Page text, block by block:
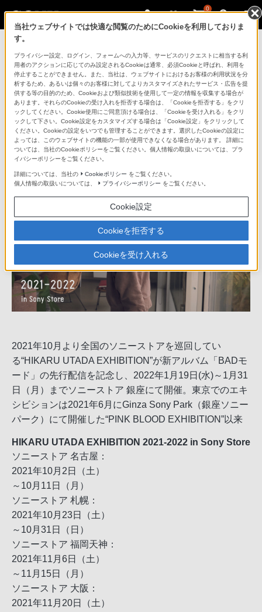
0
HIKARU UTADA EXHIBITION 2021-
2022 in Sony Store
混雑緩和と安全対策のため、入場を制限しお待ちいただ
く場合がございます。
感染拡大防止対策の取り組みとお客様へのお願い
2021年10月より全国のソニーストアを巡回してい
る“HIKARU UTADA EXHIBITION”が新アルバム「BADモ
ード」の先行配信を記念し、2022年1月19日(水)～1月31
日（月）までソニーストア 銀座にて開催。東京でのエキ
シビションは2021年6月にGinza Sony Park（銀座ソニー
パーク）にて開催した“PINK BLOOD EXHIBITION”以来
HIKARU UTADA EXHIBITION 2021-2022 in Sony Store
ソニーストア 名古屋：
2021年10月2日（土）
～10月11日（月）
ソニーストア 札幌：
2021年10月23日（土）
～10月31日（日）
ソニーストア 福岡天神：
2021年11月6日（土）
～11月15日（月）
ソニーストア 大阪：
2021年11月20日（土）
当社ウェブサイトでは快適な閲覧のためにCookieを利用しておりま
す。
プライバシー設定、ログイン、フォームへの入力等、サービスのリクエストに相当する利
用者のアクションに応じてのみ設定されるCookieは通常、必須Cookieと呼ばれ、利用を
停止することができません。また、当社は、ウェブサイトにおけるお客様の利用状況を分
析するため、あるいは個々のお客様に対してよりカスタマイズされたサービス・広告を提
供する等の目的のため、Cookieおよび類似技術を使用して一定の情報を収集する場合が
あります。それらのCookieの受け入れを拒否する場合は、「Cookieを拒否する」をクリ
ックしてください。Cookie使用にご同意頂ける場合は、「Cookieを受け入れる」をクリ
ックして下さい。Cookie設定をカスタマイズする場合は「Cookie設定」をクリックして
ください。Cookieの設定をいつでも管理することができます。選択したCookieの設定に
よっては、このウェブサイトの機能の一部が使用できなくなる場合があります。 詳細に
ついては、当社のCookieポリシーをご覧ください。個人情報の取扱いについては、プラ
イバシーポリシーをご覧ください。
詳細については、当社の Cookieポリシー をご覧ください。
個人情報の取扱いについては、
プライバシーポリシー をご覧ください。
Cookie設定
Cookieを拒否する
Cookieを受け入れる